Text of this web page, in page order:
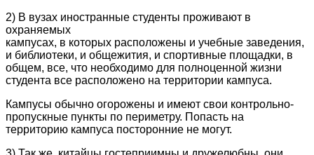
2) В вузах иностранные студенты проживают в
охраняемых
кампусах, в которых расположены и учебные заведения,
и библиотеки, и общежития, и спортивные площадки, в
общем, все, что необходимо для полноценной жизни
студента все расположено на территории кампуса.
Кампусы обычно огорожены и имеют свои контрольно-
пропускные пункты по периметру. Попасть на
территорию кампуса посторонние не могут.